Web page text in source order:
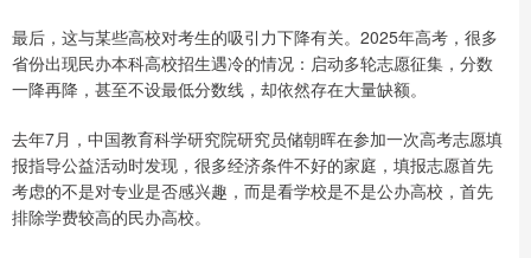
最后，这与某些高校对考生的吸引力下降有关。2025年高考，很多
省份出现民办本科高校招生遇冷的情况：启动多轮志愿征集，分数
一降再降，甚至不设最低分数线，却依然存在大量缺额。
去年7月，中国教育科学研究院研究员储朝晖在参加一次高考志愿填
报指导公益活动时发现，很多经济条件不好的家庭，填报志愿首先
考虑的不是对专业是否感兴趣，而是看学校是不是公办高校，首先
排除学费较高的民办高校。